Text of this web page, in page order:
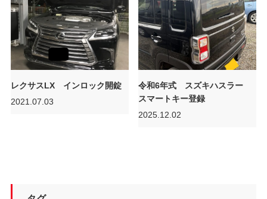
レクサスLX インロック開錠
2021.07.03
令和6年式 スズキハスラー
スマートキー登録
2025.12.02